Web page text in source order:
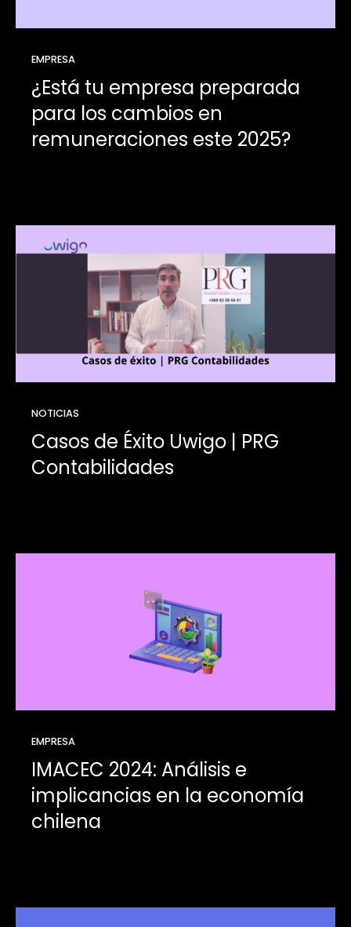
EMPRESA
¿Está tu empresa preparada
para los cambios en
remuneraciones este 2025?
NOTICIAS
Casos de Éxito Uwigo | PRG
Contabilidades
EMPRESA
IMACEC 2024: Análisis e
implicancias en la economía
chilena